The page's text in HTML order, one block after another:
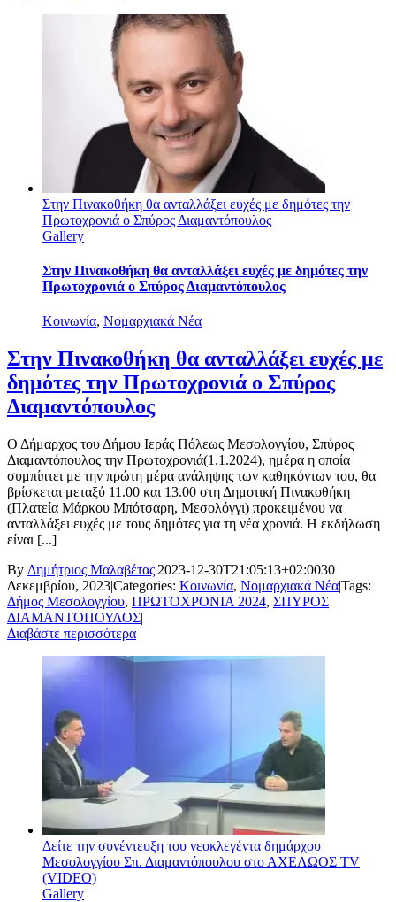
Στην Πινακοθήκη θα ανταλλάξει ευχές με δημότες την
Πρωτοχρονιά ο Σπύρος Διαμαντόπουλος
Gallery
Στην Πινακοθήκη θα ανταλλάξει ευχές με δημότες την
Πρωτοχρονιά ο Σπύρος Διαμαντόπουλος
Κοινωνία, Νομαρχιακά Νέα
Στην Πινακοθήκη θα ανταλλάξει ευχές με
δημότες την Πρωτοχρονιά ο Σπύρος
Διαμαντόπουλος
Ο Δήμαρχος του Δήμου Ιεράς Πόλεως Μεσολογγίου, Σπύρος
Διαμαντόπουλος την Πρωτοχρονιά(1.1.2024), ημέρα η οποία
συμπίπτει με την πρώτη μέρα ανάληψης των καθηκόντων του, θα
βρίσκεται μεταξύ 11.00 και 13.00 στη Δημοτική Πινακοθήκη
(Πλατεία Μάρκου Μπότσαρη, Μεσολόγγι) προκειμένου να
ανταλλάξει ευχές με τους δημότες για τη νέα χρονιά. Η εκδήλωση
είναι [...]
By Δημήτριος Μαλαβέτας|2023-12-30T21:05:13+02:0030
Δεκεμβρίου, 2023|Categories: Κοινωνία, Νομαρχιακά Νέα|Tags:
Δήμος Μεσολογγίου, ΠΡΩΤΟΧΡΟΝΙΑ 2024, ΣΠΥΡΟΣ
ΔΙΑΜΑΝΤΟΠΟΥΛΟΣ|
Διαβάστε περισσότερα
Δείτε την συνέντευξη του νεοκλεγέντα δημάρχου
Μεσολογγίου Σπ. Διαμαντόπουλου στο ΑΧΕΛΩΟΣ TV
(VIDEO)
Gallery